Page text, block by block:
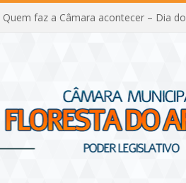
Quem faz a Câmara acontecer – Dia